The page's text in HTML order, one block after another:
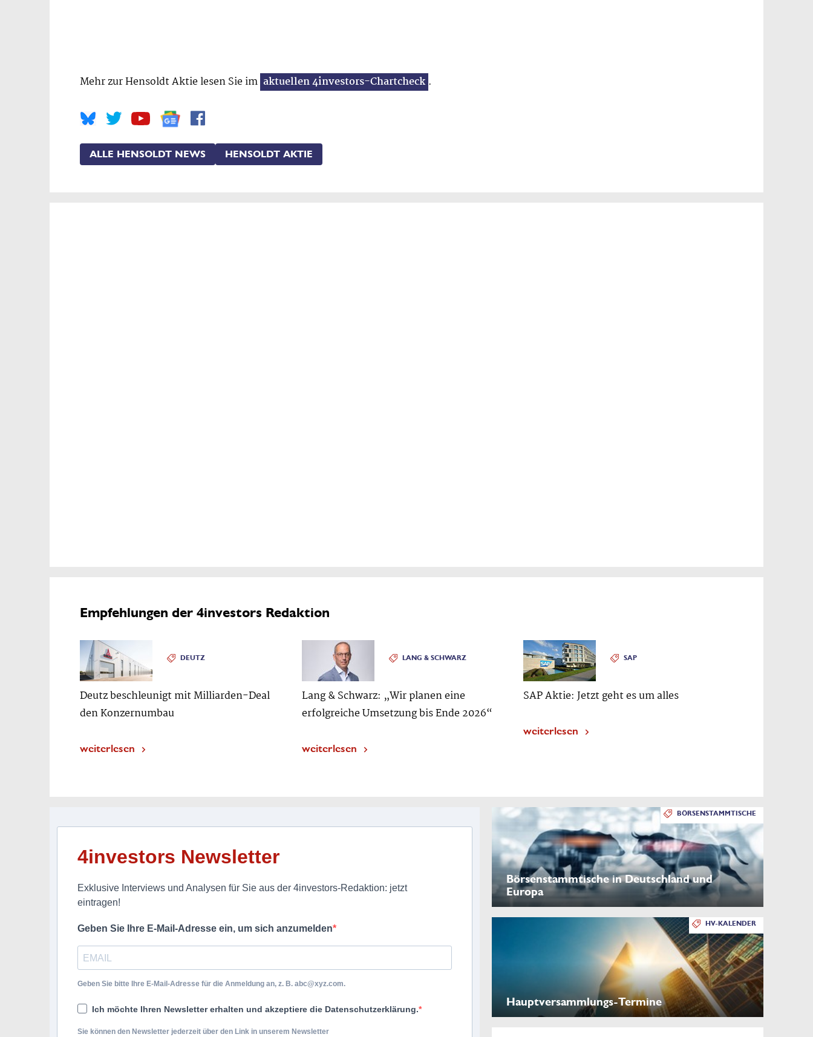
Mehr zur Hensoldt Aktie lesen Sie im aktuellen 4investors-Chartcheck .
ALLE HENSOLDT NEWS HENSOLDT AKTIE
Empfehlungen der 4investors Redaktion
DEUTZ
Deutz beschleunigt mit Milliarden-Deal
den Konzernumbau
weiterlesen
LANG & SCHWARZ
Lang & Schwarz: „Wir planen eine
erfolgreiche Umsetzung bis Ende 2026“
weiterlesen
SAP
SAP Aktie: Jetzt geht es um alles
weiterlesen
4investors Newsletter
Exklusive Interviews und Analysen für Sie aus der 4investors-Redaktion: jetzt
eintragen!
Geben Sie Ihre E-Mail-Adresse ein, um sich anzumelden
Geben Sie bitte Ihre E-Mail-Adresse für die Anmeldung an, z. B. abc@xyz.com.
Ich möchte Ihren Newsletter erhalten und akzeptiere die Datenschutzerklärung.
Sie können den Newsletter jederzeit über den Link in unserem Newsletter
BÖRSENSTAMMTISCHE
Börsenstammtische in Deutschland und
Europa
HV-KALENDER
Hauptversammlungs-Termine